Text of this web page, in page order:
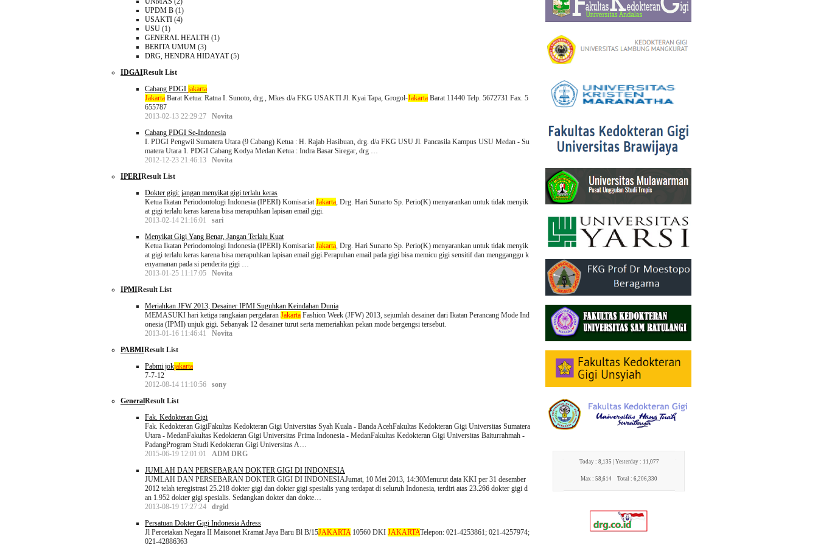
UPDM B (1)
USAKTI (4)
USU (1)
GENERAL HEALTH (1)
BERITA UMUM (3)
DRG, HENDRA HIDAYAT(5)
IDGAIResult List
Cabang PDGI jakarta
Jakarta Barat Ketua: Ratna I. Sunoto, drg., Mkes d/a FKG USAKTI Jl. Kyai Tapa, Grogol-Jakarta Barat 11440 Telp. 5672731 Fax. 5
655787
2013-02-13 22:29:27
Novita
Cabang PDGI Se-Indonesia
I. PDGI Pengwil Sumatera Utara (9 Cabang) Ketua : H. Rajab Hasibuan, drg. d/a FKG USU Jl. Pancasila Kampus USU Medan - Su
matera Utara 1. PDGI Cabang Kodya Medan Ketua : Indra Basar Siregar, drg …
2012-12-23 21:46:13
Novita
IPERIResult List
Dokter gigi: jangan menyikat gigi terlalu keras
Ketua Ikatan Periodontologi Indonesia (IPERI) KomisariatJakarta, Drg. Hari Sunarto Sp. Perio(K) menyarankan untuk tidak menyik
at gigi terlalu keras karena bisa merapuhkan lapisan email gigi.
2013-02-14 21:16:01
sari
Menyikat Gigi Yang Benar, Jangan Terlalu Kuat
Ketua Ikatan Periodontologi Indonesia (IPERI) KomisariatJakarta, Drg. Hari Sunarto Sp. Perio(K) menyarankan untuk tidak menyik
at gigi terlalu keras karena bisa merapuhkan lapisan email gigi.Perapuhan email pada gigi bisa memicu gigi sensitif dan mengganggu k
enyamanan pada si penderita gigi …
2013-01-25 11:17:05
Novita
IPMIResult List
Meriahkan JFW 2013, Desainer IPMI Suguhkan Keindahan Dunia
MEMASUKI hari ketiga rangkaian pergelaran Jakarta Fashion Week (JFW) 2013, sejumlah desainer dari Ikatan Perancang Mode Ind
onesia (IPMI) unjuk gigi. Sebanyak 12 desainer turut serta memeriahkan pekan mode bergengsi tersebut.
2013-01-16 11:46:41
Novita
PABMIResult List
Pabmi jokjakarta
7-7-12
2012-08-14 11:10:56
sony
GeneralResult List
Fak. Kedokteran Gigi
Fak. Kedokteran GigiFakultas Kedokteran Gigi Universitas Syah Kuala - Banda AcehFakultas Kedokteran Gigi Universitas Sumatera
Utara - MedanFakultas Kedokteran Gigi Universitas Prima Indonesia - MedanFakultas Kedokteran Gigi Universitas Baiturrahmah -
PadangProgram Studi Kedokteran Gigi Universitas A…
2015-06-19 12:01:01
ADM DRG
JUMLAH DAN PERSEBARAN DOKTER GIGI DI INDONESIA
JUMLAH DAN PERSEBARAN DOKTER GIGI DI INDONESIAJumat, 10 Mei 2013, 14:30Menurut data KKI per 31 desember
2012 telah teregistrasi 25.218 dokter gigi dan dokter gigi spesialis yang terdapat di seluruh Indonesia, terdiri atas 23.266 dokter gigi d
an 1.952 dokter gigi spesialis. Sedangkan dokter dan dokte…
2013-08-19 17:27:24
drgid
Persatuan Dokter Gigi Indonesia Adress
Jl Percetakan Negara II Maisonet Kramat Jaya Baru Bl B/15JAKARTA10560 DKI JAKARTATelepon: 021-4253861; 021-4257974;
021-42886363
Today : 8,135 | Yesterday : 11,077
Max : 58,614 Total : 6,206,330